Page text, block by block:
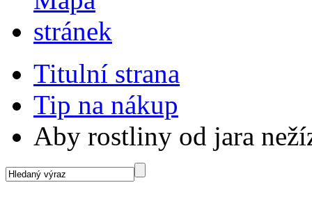
Titulní strana
Tip na nákup
Aby rostliny od jara